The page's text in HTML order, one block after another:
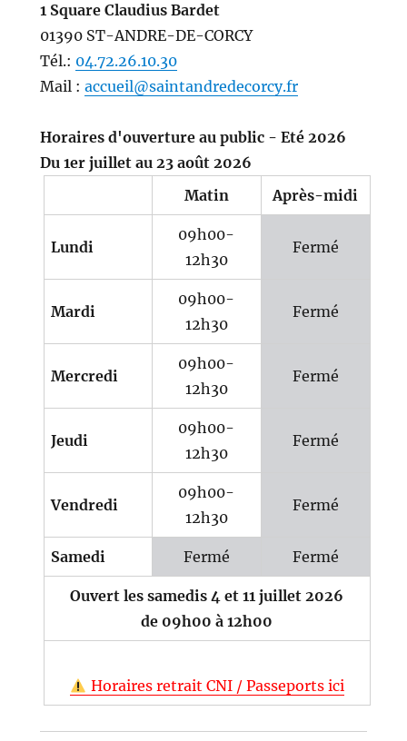
1 Square Claudius Bardet
01390 ST-ANDRE-DE-CORCY
Tél.: 04.72.26.10.30
Mail : accueil@saintandredecorcy.fr
Horaires d'ouverture au public - Eté 2026
Du 1er juillet au 23 août 2026
Matin
Après-midi
Lundi
09h00-
12h30
Fermé
Mardi
09h00-
12h30
Fermé
Mercredi
09h00-
12h30
Fermé
Jeudi
09h00-
12h30
Fermé
Vendredi
09h00-
12h30
Fermé
Samedi Fermé Fermé
Ouvert les samedis 4 et 11 juillet 2026
de 09h00 à 12h00
Horaires retrait CNI / Passeports ici